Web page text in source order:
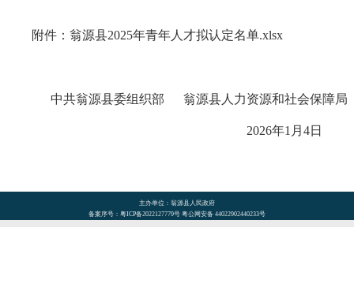
附件：翁源县2025年青年人才拟认定名单.xlsx
中共翁源县委组织部 翁源县人力资源和社会保障局
2026年1月4日
主办单位：翁源县人民政府
备案序号：粤ICP备2022127779号 粤公网安备 44022902440233号